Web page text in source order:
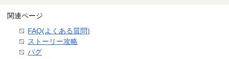
関連ページ
FAQ(よくある質問)
ストーリー攻略
バグ